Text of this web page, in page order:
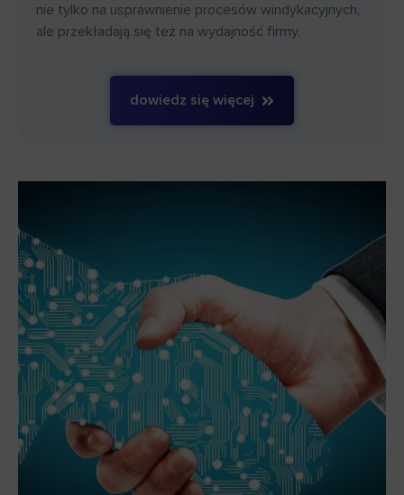
nie tylko na usprawnienie procesów windykacyjnych,
ale przekładają się też na wydajność firmy.
dowiedz się więcej